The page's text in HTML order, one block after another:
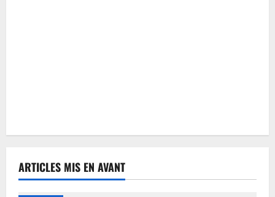
ARTICLES MIS EN AVANT